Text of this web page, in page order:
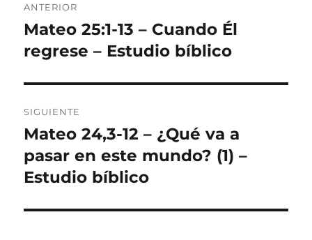
de
entradas
ANTERIOR
Entrada
anterior:
Mateo 25:1-13 – Cuando Él
regrese – Estudio bíblico
SIGUIENTE
Entrada
siguiente:
Mateo 24,3-12 – ¿Qué va a
pasar en este mundo? (1) –
Estudio bíblico